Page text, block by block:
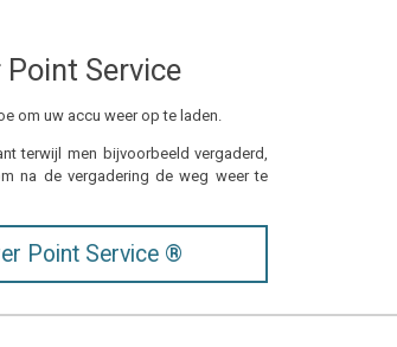
Service
om uw accu weer op te laden.
terwijl men bijvoorbeeld vergaderd,
na de vergadering de weg weer te
Point Service ®